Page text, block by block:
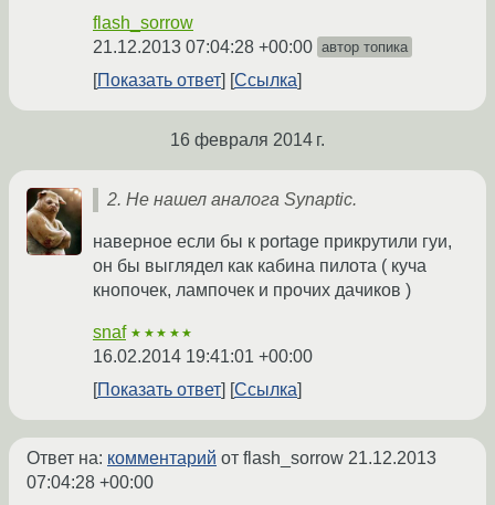
flash_sorrow
21.12.2013 07:04:28 +00:00 автор топика
Показать ответ Ссылка
16 февраля 2014 г.
2. Не нашел аналога Synaptic.
наверное если бы к portage прикрутили гуи,
он бы выглядел как кабина пилота ( куча
кнопочек, лампочек и прочих дачиков )
snaf ★★★★★
16.02.2014 19:41:01 +00:00
Показать ответ
Ссылка
Ответ на: комментарий от flash_sorrow 21.12.2013
07:04:28 +00:00